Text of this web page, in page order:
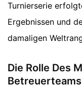
Turnierserie
Ergebnissen und
damaligen
Die Rolle Des
Betreuerteams